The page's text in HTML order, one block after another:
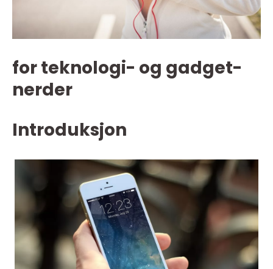
for teknologi- og gadget-
nerder
Introduksjon